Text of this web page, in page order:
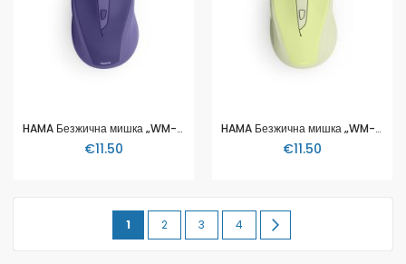
HAMA Безжична мишка „WM-400“, ергономична, оптична, 6 бутона, тиха, лилаво
€11.50
HAMA Безжична мишка „WM-400“, ергономична, оптична, 6 бутона, тиха, зелен
€11.50
Page
You're
1 Page
2 Page
3 Page
4